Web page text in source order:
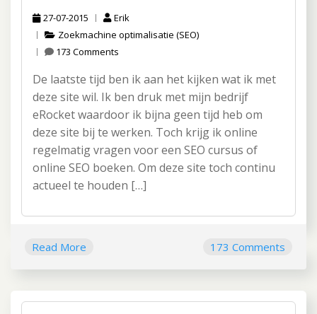
27-07-2015
Erik
Zoekmachine optimalisatie (SEO)
173 Comments
De laatste tijd ben ik aan het kijken wat ik met
deze site wil. Ik ben druk met mijn bedrijf
eRocket waardoor ik bijna geen tijd heb om
deze site bij te werken. Toch krijg ik online
regelmatig vragen voor een SEO cursus of
online SEO boeken. Om deze site toch continu
actueel te houden […]
Read More 173 Comments